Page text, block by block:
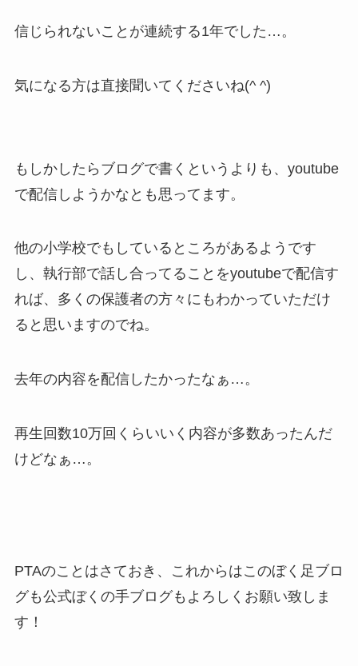
信じられないことが連続する1年でした…。
気になる方は直接聞いてくださいね(^ ^)
もしかしたらブログで書くというよりも、youtube
で配信しようかなとも思ってます。
他の小学校でもしているところがあるようです
し、執行部で話し合ってることをyoutubeで配信す
れば、多くの保護者の方々にもわかっていただけ
ると思いますのでね。
去年の内容を配信したかったなぁ…。
再生回数10万回くらいいく内容が多数あったんだ
けどなぁ…。
PTAのことはさておき、これからはこのぼく足ブロ
グも公式ぼくの手ブログもよろしくお願い致しま
す！